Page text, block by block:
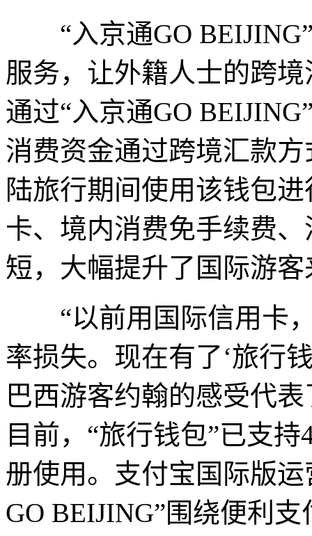
“入京通GO BEIJING”
服务，让外籍人士的跨
通过“入京通GO
消费资金通过跨境汇款
陆旅行期间使用该钱包
卡、境内消费免手续费
短，大幅提升了国际游
“以前用国际信用卡，
率损失。现在有了‘旅行
巴西游客约翰的感受代
目前，“旅行钱包”已支
册使用。支付宝国际版
GO BEIJING”围绕便利